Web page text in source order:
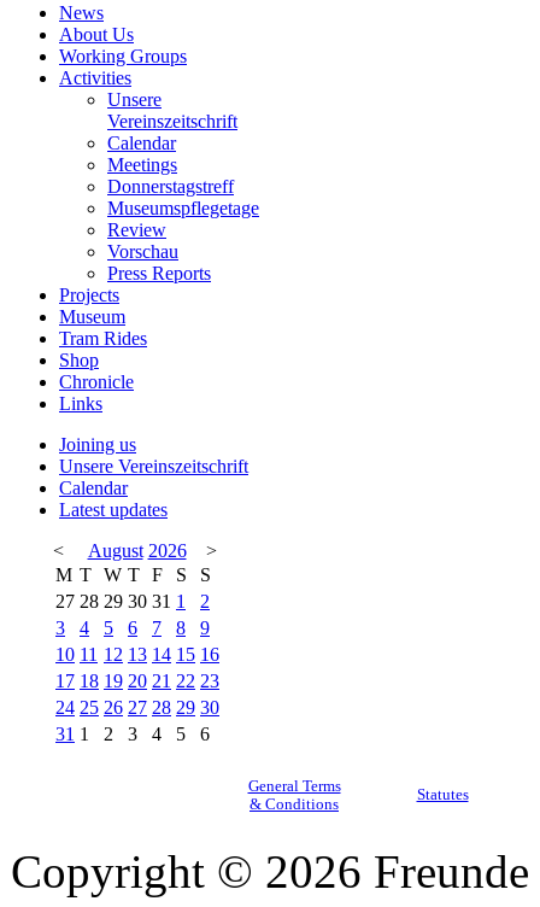
News
About Us
Working Groups
Activities
Unsere
Vereinszeitschrift
Calendar
Meetings
Donnerstagstreff
Museumspflegetage
Review
Vorschau
Press Reports
Projects
Museum
Tram Rides
Shop
Chronicle
Links
Joining us
Unsere Vereinszeitschrift
Calendar
Latest updates
<
August 2026
>
M T W T F S
S
27 28 29 30 31 1
2
3
4 5 6 7 8
9
10 11 12 13 14 15 16
17 18 19 20 21 22 23
24 25 26 27 28 29 30
31 1 2 3 4 5 6
General Terms
& Conditions
Statutes
Copyright © 2026